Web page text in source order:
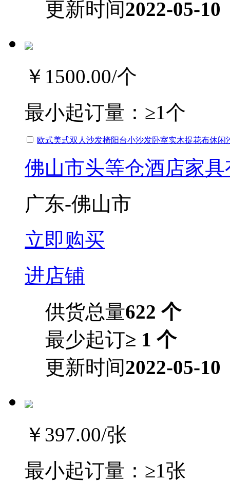
更新时间2022-05-10
￥1500.00/个
最小起订量： ≥1个
欧式美式双人沙发椅阳台小沙发卧室实木提花布休闲
佛山市头等仓酒店家
广东-佛山市
立即购买
进店铺
供货总量622 个
最少起订≥ 1 个
更新时间2022-05-10
￥397.00/张
最小起订量： ≥1张